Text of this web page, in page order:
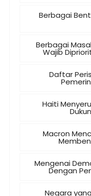
Berbagai
Berbagai
Wajib
Daftar
Haiti
Macron
Mengenai
Dengan
Negara